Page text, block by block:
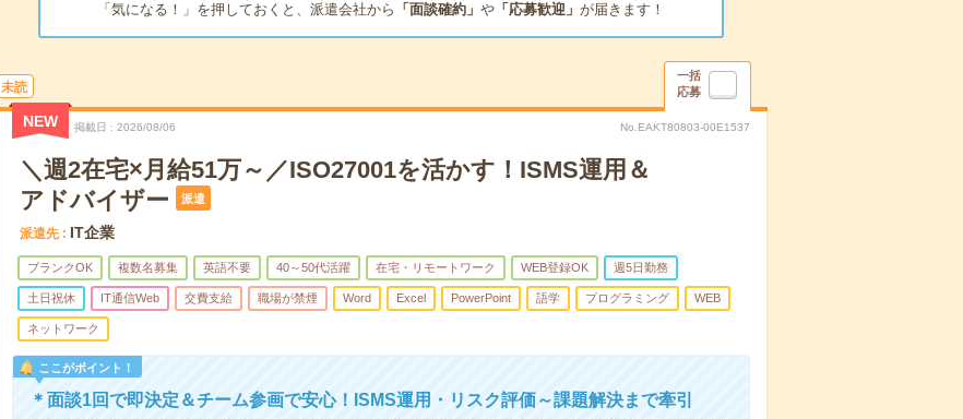
「気になる！」を押しておくと、派遣会社から 「面談確約」 や「応募歓迎」 が届きます！
未読
一括
応募
NEW 掲載日 2026/08/06 No.EAKT80803-00E1537
＼週2在宅×月給51万～／ISO27001を活かす！ISMS運用＆
アドバイザー
派遣
派遣先 IT企業
ブランクOK 複数名募集 英語不要 40～50代活躍 在宅・リモートワーク WEB登録OK 週5日勤務
土日祝休 IT通信Web 交費支給 職場が禁煙 Word Excel PowerPoint 語学 プログラミング WEB
ネットワーク
ここがポイント！
＊面談1回で即決定＆チーム参画で安心！ISMS運用・リスク評価～課題解決まで牽引